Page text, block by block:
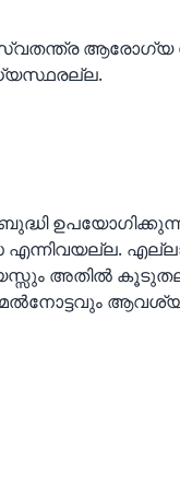
സ്വതന്ത്ര
എന്നിവയല്ല.
അതിൽ